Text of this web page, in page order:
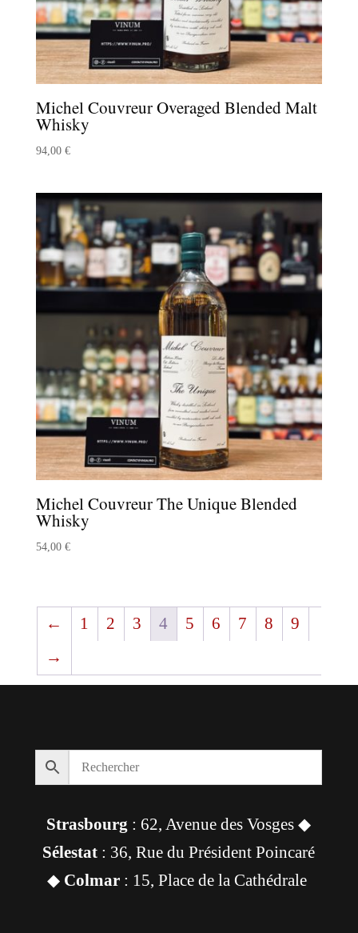
Michel Couvreur Overaged Blended Malt
Whisky
94,00 €
Michel Couvreur The Unique Blended
Whisky
54,00 €
← 1 2 3 4 5 6 7 8
9
→
Strasbourg : 62, Avenue des Vosges ◆
Sélestat : 36, Rue du Président Poincaré
◆ Colmar: 15, Place de la Cathédrale